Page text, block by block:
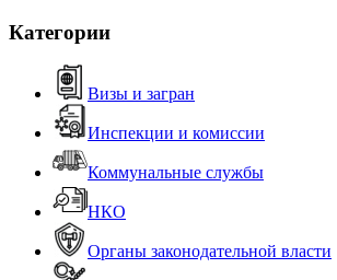
Категории
Визы и загран
Инспекции и комиссии
Коммунальные службы
НКО
Органы законодательной власти